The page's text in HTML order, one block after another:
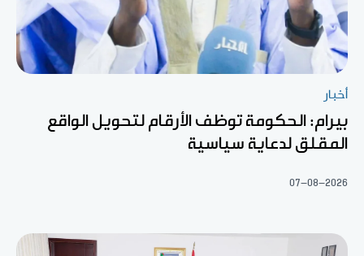
أخبار
بيرام: الحكومة توظف الأرقام لتحويل الواقع
المقلق لدعاية سياسية
07-08-2026